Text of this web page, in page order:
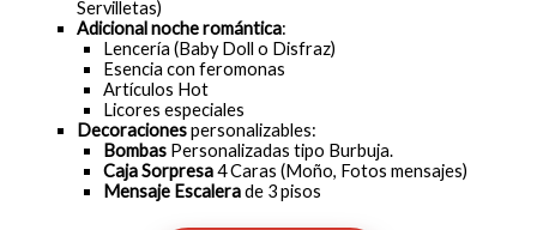
Servilletas)
Adicional noche romántica:
Lencería (Baby Doll o Disfraz)
Esencia con feromonas
Artículos Hot
Licores especiales
Decoracionespersonalizables:
BombasPersonalizadas tipo Burbuja.
Caja Sorpresa4 Caras (Moño, Fotos mensajes)
Mensaje Escalerade 3 pisos